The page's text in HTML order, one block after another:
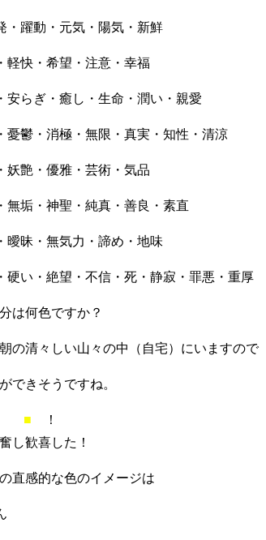
躍動・元気・陽気・新鮮
快・希望・注意・幸福
らぎ・癒し・生命・潤い・親愛
鬱・消極・無限・真実・知性・清涼
艶・優雅・芸術・気品
垢・神聖・純真・善良・素直
昧・無気力・諦め・地味
い・絶望・不信・死・静寂・罪悪・重厚
は何色ですか？
の清々しい山々の中（自宅）にいますので
できそうですね。
■ ！
し歓喜した！
直感的な色のイメージは